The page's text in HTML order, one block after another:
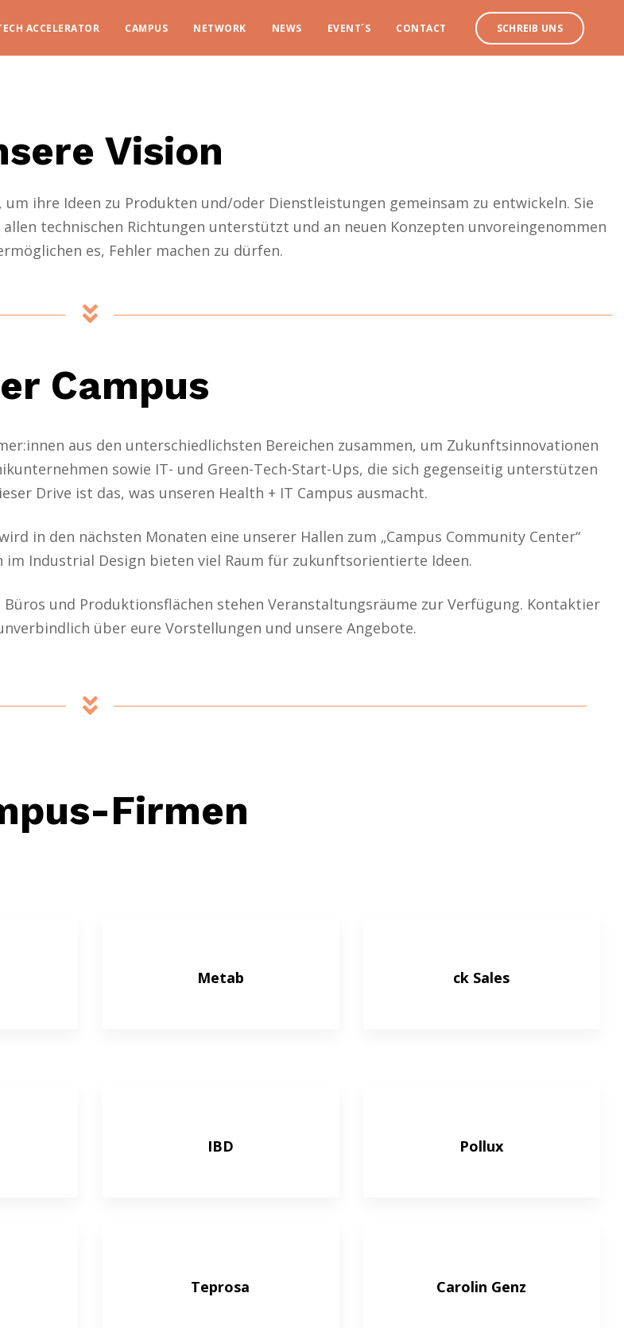
ACCELERATOR CAMPUS NETWORK NEWS EVENT´S CONTACT SCHREIB UNS
Vision
ihre Ideen zu Produkten und/oder Dienstleistungen gemeinsam zu entwickeln. Sie
technischen Richtungen unterstützt und an neuen Konzepten unvoreingenommen
es, Fehler machen zu dürfen.
Campus
aus den unterschiedlichsten Bereichen zusammen, um Zukunftsinnovationen
sowie IT- und Green-Tech-Start-Ups, die sich gegenseitig unterstützen
Drive ist das, was unseren Health + IT Campus ausmacht.
in den nächsten Monaten eine unserer Hallen zum „Campus Community Center“
im Industrial Design bieten viel Raum für zukunftsorientierte Ideen.
und Produktionsflächen stehen Veranstaltungsräume zur Verfügung. Kontaktier
über eure Vorstellungen und unsere Angebote.
Firmen
Metab ck Sales
IBD Pollux
Teprosa Carolin Genz